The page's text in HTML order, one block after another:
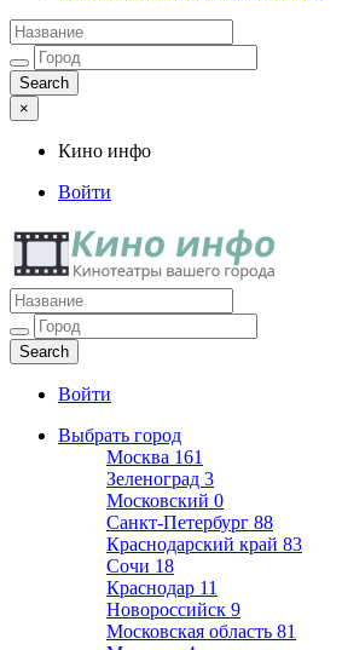
×
Кино инфо
Войти
Кино инфо
Кинотеатры вашего города
Войти
Выбрать город
Москва 161
Зеленоград 3
Московский 0
Санкт-Петербург 88
Краснодарский край 83
Сочи 18
Краснодар 11
Новороссийск 9
Московская область 81